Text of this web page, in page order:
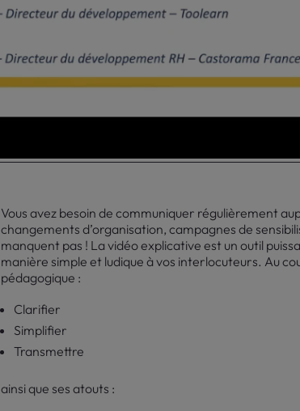
Vous avez besoin de communiquer régulièrement
changements d’organisation, campagnes de
manquent pas ! La vidéo explicative est un outil
manière simple et ludique à vos interlocuteurs. Au
pédagogique :
Clarifier
Simplifier
Transmettre
ainsi que ses atouts :